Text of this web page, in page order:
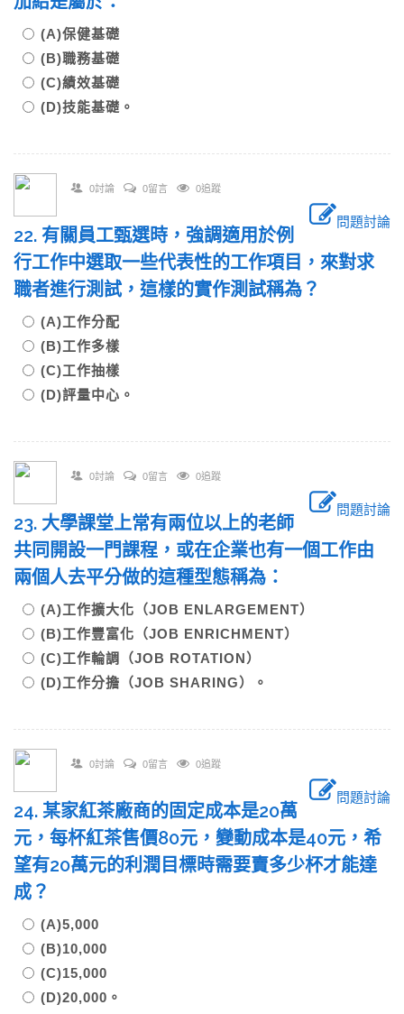
(A)保健基礎
(B)職務基礎
(C)績效基礎
(D)技能基礎。
0討論 0留言 0追蹤
問題討論
22. 有關員工甄選時，強調適用於例
行工作中選取一些代表性的工作項目，來對求
職者進行測試，這樣的實作測試稱為？
(A)工作分配
(B)工作多樣
(C)工作抽樣
(D)評量中心。
0討論 0留言 0追蹤
問題討論
23. 大學課堂上常有兩位以上的老師
共同開設一門課程，或在企業也有一個工作由
兩個人去平分做的這種型態稱為：
(A)工作擴大化（JOB ENLARGEMENT）
(B)工作豐富化（JOB ENRICHMENT）
(C)工作輪調（JOB ROTATION）
(D)工作分擔（JOB SHARING）。
0討論 0留言 0追蹤
問題討論
24. 某家紅茶廠商的固定成本是20萬
元，每杯紅茶售價80元，變動成本是40元，希
望有20萬元的利潤目標時需要賣多少杯才能達
成？
(A)5,000
(B)10,000
(C)15,000
(D)20,000。